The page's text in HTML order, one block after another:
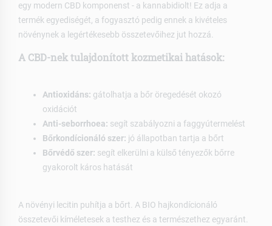
egy modern CBD komponenst - a kannabidiolt! Ez adja a
termék egyediségét, a fogyasztó pedig ennek a kivételes
növénynek a legértékesebb összetevőihez jut hozzá.
A CBD-nek tulajdonított kozmetikai hatások:
Antioxidáns: gátolhatja a bőr öregedését okozó
oxidációt
Anti-seborrhoea: segít szabályozni a faggyútermelést
Bőrkondícionáló szer: jó állapotban tartja a bőrt
Bőrvédő szer: segít elkerülni a külső tényezők bőrre
gyakorolt káros hatását
A növényi lecitin puhítja a bőrt. A BIO hajkondícionáló
összetevői kíméletesek a testhez és a természethez egyaránt.